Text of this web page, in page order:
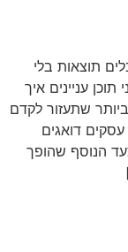
תוצאות בלי
עניינים איך
שתעזור לקדם
דואגים
הנוסף שהופך